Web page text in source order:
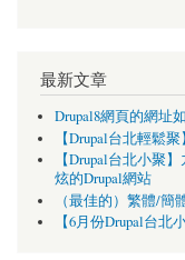
最新文章
Drupal8網頁的網址
【Drupal台北輕鬆
【Drupal台北小聚
炫的Drupal網站
（最佳的）繁體/簡
【6月份Drupal台